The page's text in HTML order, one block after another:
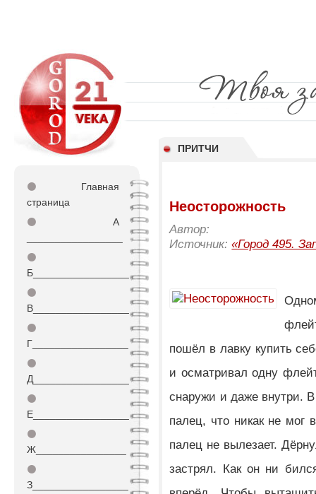
ПРИТЧИ
⚫
Главная
страница
⚫
А
⚫
Б_________________
⚫
В_________________
⚫
Г_________________
⚫
Д_________________
⚫
Е_________________
⚫
Ж________________
⚫
З_________________
Неосторожность
Автор:
Источник:«Город 495.
пошёл в лавку купить
и осматривал одну
снаружи и даже внутри.
палец, что никак не мог
палец не вылезает.
застрял. Как он ни